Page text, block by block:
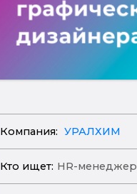
Компания: УРАЛХИМ
Кто ищет: HR-менеджер